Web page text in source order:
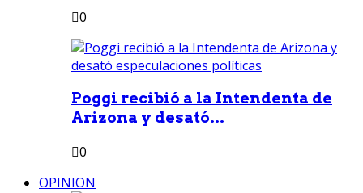
0
Poggi recibió a la Intendenta de
Arizona y desató...
0
OPINION